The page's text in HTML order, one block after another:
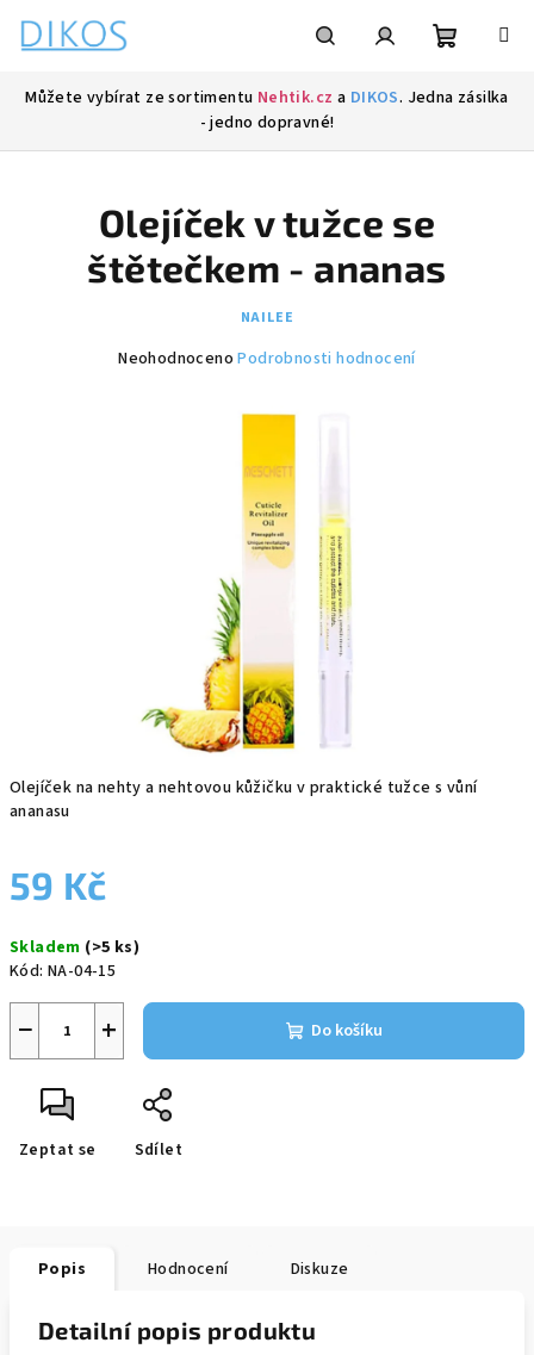
obsah
Můžete vybírat ze sortimentu Nehtik.cz a DIKOS. Jedna zásilka
- jedno dopravné!
Olejíček na nehty a nehtovou kůžičku v praktické tužce s vůní
ananasu
59 Kč
cena:
Skladem (>5 ks)
Kód: NA-04-15
+
− Do košíku
Zeptat se Sdílet
Olejíček v tužce se
štětečkem - ananas
NAILEE
Průměrné
Neohodnoceno Podrobnosti hodnocení
Popis Hodnocení Diskuze
Detailní popis produktu